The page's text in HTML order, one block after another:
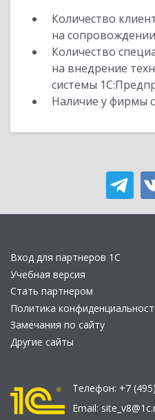
Количество
на
Количество
на внедрение
системы
Наличие у фирмы
Вход для партнеров 1С
Учебная версия
Стать партнером
Политика
Замечания по сайту
Другие сайты
Телефон: +7
Email: